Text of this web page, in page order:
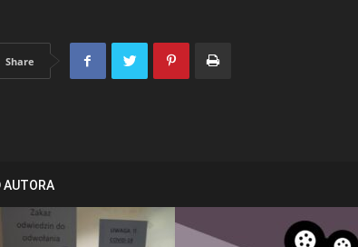
Share
AUTORA